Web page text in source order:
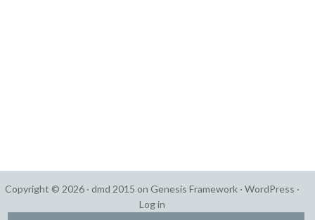
Copyright © 2026 · dmd 2015 on Genesis Framework · WordPress ·
Log in